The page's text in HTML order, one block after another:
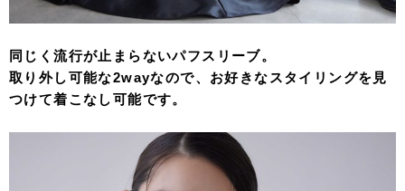
同じく流行が止まらないパフスリーブ。
取り外し可能な2wayなので、お好きなスタイリングを見
つけて着こなし可能です。